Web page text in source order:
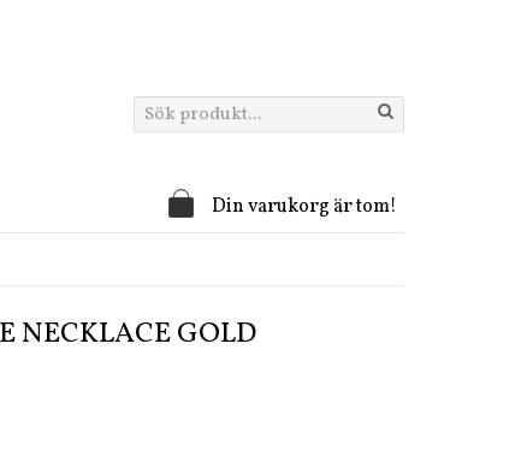
Din varukorg är tom!
NECKLACE GOLD